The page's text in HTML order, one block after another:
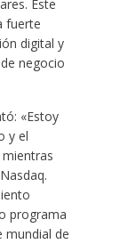
Este
fuerte
digital y
negocio
«Estoy
y el
programa
mundial de